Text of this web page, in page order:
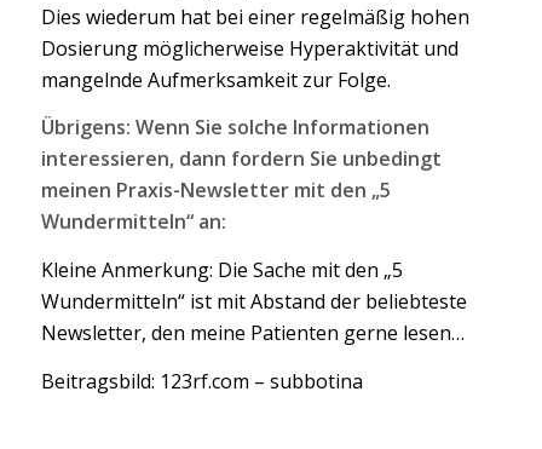
Dies wiederum hat bei einer regelmäßig hohen
Dosierung möglicherweise Hyperaktivität und
mangelnde Aufmerksamkeit zur Folge.
Übrigens: Wenn Sie solche Informationen
interessieren, dann fordern Sie unbedingt
meinen Praxis-Newsletter mit den „5
Wundermitteln“ an:
Kleine Anmerkung: Die Sache mit den „5
Wundermitteln“ ist mit Abstand der beliebteste
Newsletter, den meine Patienten gerne lesen…
Beitragsbild: 123rf.com – subbotina